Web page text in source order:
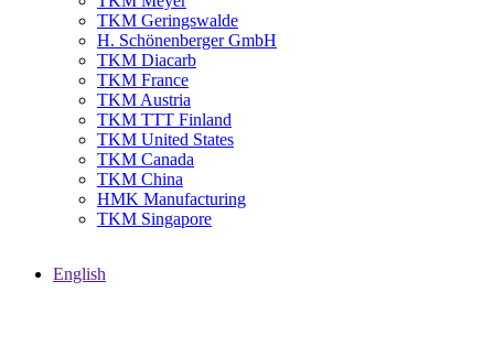
TKM Geringswalde
H. Schönenberger GmbH
TKM Diacarb
TKM France
TKM Austria
TKM TTT Finland
TKM United States
TKM Canada
TKM China
HMK Manufacturing
TKM Singapore
English